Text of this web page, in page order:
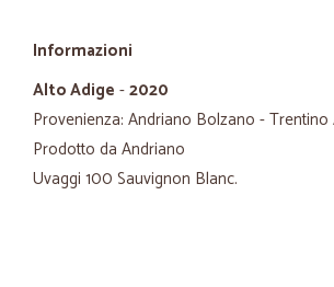
Informazioni
Alto Adige -2020
Provenienza: Andriano Bolzano -
Prodotto da Andriano
Uvaggi 100 Sauvignon Blanc.